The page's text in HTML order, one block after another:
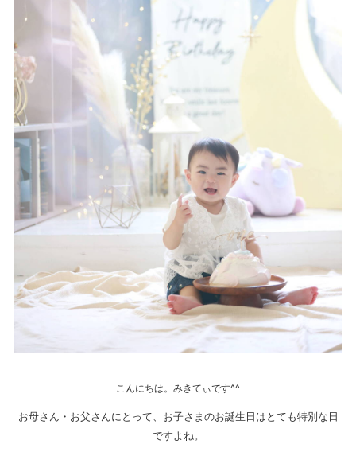
こんにちは。みきてぃです^^
お母さん・お父さんにとって、お子さまのお誕生日はとても特別な日
ですよね。